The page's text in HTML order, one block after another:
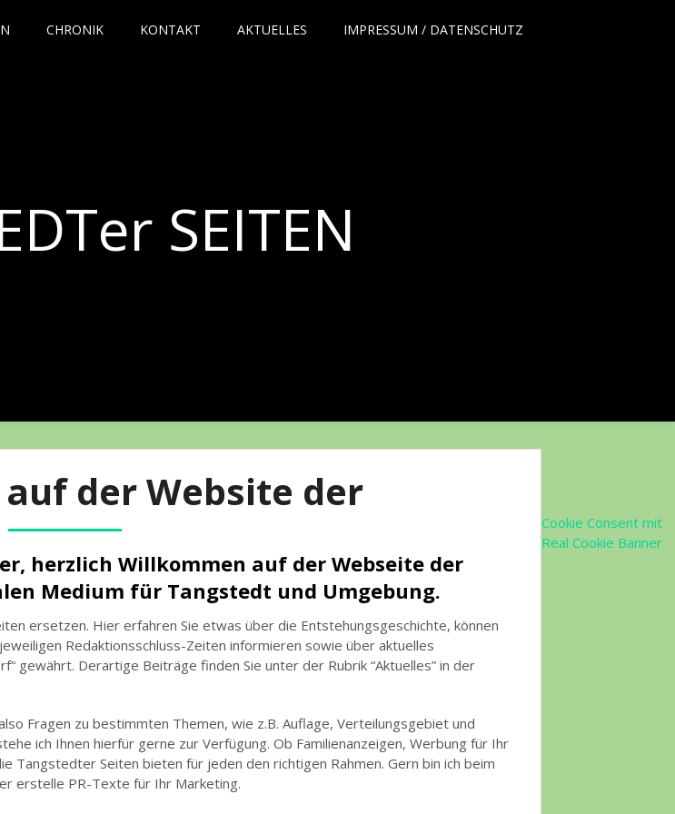
CHRONIK KONTAKT AKTUELLES IMPRESSUM / DATENSCHUTZ
SEITEN
der Website der
herzlich Willkommen auf der Webseite der
Medium für Tangstedt und Umgebung.
ersetzen. Hier erfahren Sie etwas über die Entstehungsgeschichte, können
Redaktionsschluss-Zeiten informieren sowie über aktuelles
gewährt. Derartige Beiträge finden Sie unter der Rubrik “Aktuelles” in der
Fragen zu bestimmten Themen, wie z.B. Auflage, Verteilungsgebiet und
ich Ihnen hierfür gerne zur Verfügung. Ob Familienanzeigen, Werbung für Ihr
Tangstedter Seiten bieten für jeden den richtigen Rahmen. Gern bin ich beim
erstelle PR-Texte für Ihr Marketing.
Cookie Consent mit
Real Cookie Banner